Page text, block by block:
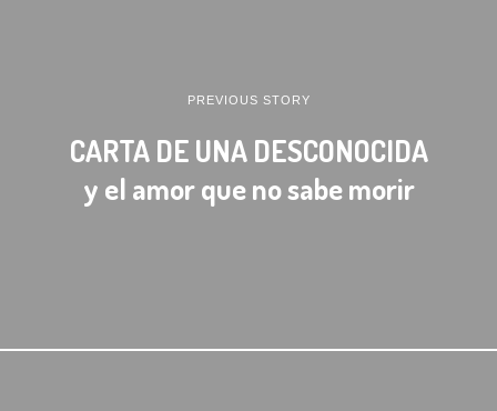
PREVIOUS STORY
CARTA DE UNA DESCONOCIDA
y el amor que no sabe morir